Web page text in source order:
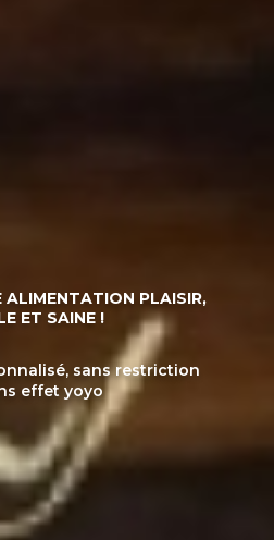
ALIMENTATION PLAISIR,
ET SAINE !
sans restriction
effet yoyo